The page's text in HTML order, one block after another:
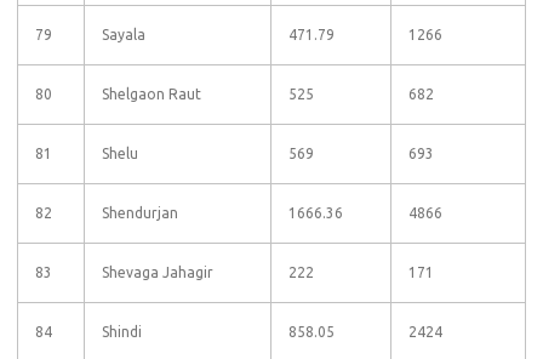
79 Sayala 471.79 1266
80 Shelgaon Raut 525 682
81 Shelu 569 693
82 Shendurjan 1666.36 4866
83 Shevaga Jahagir 222 171
84 Shindi 858.05 2424